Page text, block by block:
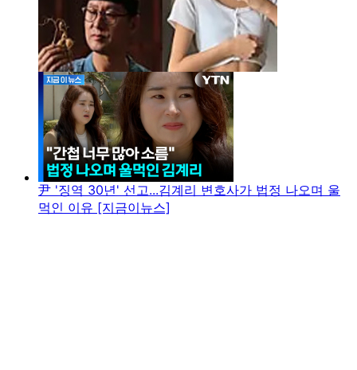
尹 '징역 30년' 선고...김계리 변호사가 법정 나오며 울
먹인 이유 [지금이뉴스]